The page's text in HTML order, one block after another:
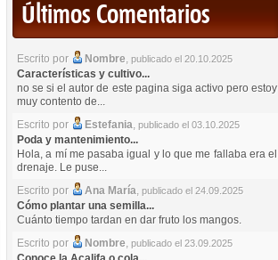
Últimos Comentarios
Escrito por Nombre, publicado el 20.10.2025
Características y cultivo...
no se si el autor de este pagina siga activo pero estoy
muy contento de...
Escrito por
Estefania, publicado el 03.10.2025
Poda y mantenimiento...
Hola, a mí me pasaba igual y lo que me fallaba era el
drenaje. Le puse...
Escrito por
Ana María, publicado el 24.09.2025
Cómo plantar una semilla...
Cuánto tiempo tardan en dar fruto los mangos.
Escrito por
Nombre, publicado el 23.09.2025